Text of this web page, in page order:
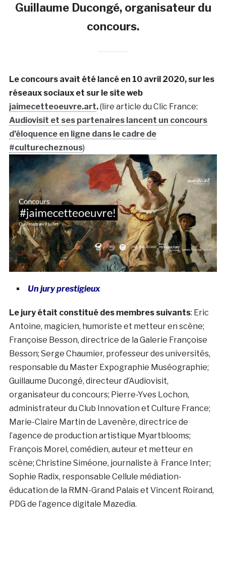
Guillaume Ducongé, organisateur du
concours.
Le concours avait été lancé en 10 avril 2020, sur les
réseaux sociaux et sur le site web
jaimecetteoeuvre.art.(lire article du Clic France:
Audiovisit et ses partenaires lancent un concours
d’éloquence en ligne dans le cadre de
#culturecheznous)
Un jury prestigieux
Le jury était constitué des membres suivants: Eric
Antoine, magicien, humoriste et metteur en scène;
Françoise Besson, directrice de la Galerie Françoise
Besson; Serge Chaumier, professeur des universités,
responsable du Master Expographie Muséographie;
Guillaume Ducongé, directeur d’Audiovisit,
organisateur du concours; Pierre-Yves Lochon,
administrateur du Club Innovation et Culture France;
Marie-Claire Martin de Lavenère, directrice de
l’agence de production artistique Myartblooms;
François Morel, comédien, auteur et metteur en
scène; Christine Siméone, journaliste à France Inter;
Sophie Radix, responsable Cellule médiation-
éducation de la RMN-Grand Palais et Vincent Roirand,
PDG de l’agence digitale Mazedia.